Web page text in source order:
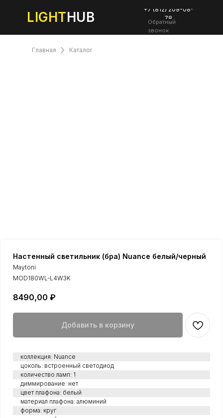
LIGHTHUB
+7 (812) 209-08-
78
Обратный
звонок
Каталог
Главная
Настенный светильник (бра) Nuance белый/черный
Maytoni
MOD180WL-L4W3K
8490,00 ₽
Добавить в корзину
коллекция: Nuance
цоколь: встроенный светодиод
количество ламп: 1
диммирование: нет
цвет плафона: белый
материал плафона: алюминий
форма: круг